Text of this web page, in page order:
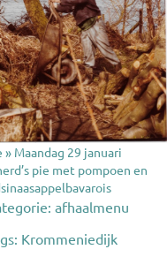
» Maandag 29 januari
pie met pompoen en
afhaalmenu
Krommeniedijk